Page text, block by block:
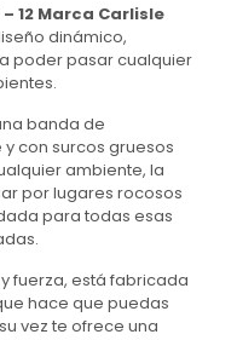
12 Marca Carlisle
dinámico,
poder pasar cualquier
banda de
con surcos gruesos
ambiente, la
por lugares rocosos
para todas esas
fuerza, está fabricada
hace que puedas
vez te ofrece una